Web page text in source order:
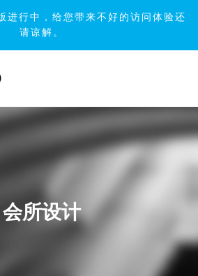
进行中，给您带来不好的访问体验还
请谅解。
会所设计